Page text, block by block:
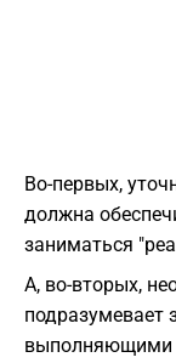
Во-первых,
должна
заниматься
А, во-вторых,
подразумевает
выполняющими